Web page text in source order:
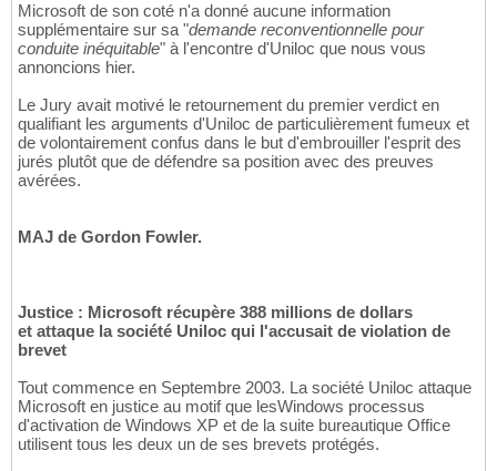
Microsoft de son coté n'a donné aucune information
supplémentaire sur sa "demande reconventionnelle pour
conduite inéquitable" à l'encontre d'Uniloc que nous vous
annoncions hier.
Le Jury avait motivé le retournement du premier verdict en
qualifiant les arguments d'Uniloc de particulièrement fumeux et
de volontairement confus dans le but d'embrouiller l'esprit des
jurés plutôt que de défendre sa position avec des preuves
avérées.
MAJ de Gordon Fowler.
Justice : Microsoft récupère 388 millions de dollars
et attaque la société Uniloc qui l'accusait de violation de
brevet
Tout commence en Septembre 2003. La société Uniloc attaque
Microsoft en justice au motif que lesWindows processus
d'activation de Windows XP et de la suite bureautique Office
utilisent tous les deux un de ses brevets protégés.